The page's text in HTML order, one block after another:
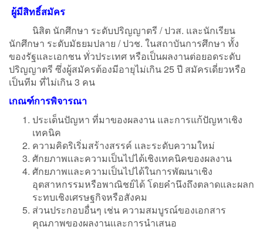
ผู้มีสิทธิ์สมัคร
นิสิต นักศึกษา ระดับปริญญาตรี / ปวส. และนักเรียน
นักศึกษา ระดับมัธยมปลาย / ปวช. ในสถาบันการศึกษา ทั้ง
ของรัฐและเอกชน ทั่วประเทศ หรือเป็นผลงานต่อยอดระดับ
ปริญญาตรี ซึ่งผู้สมัครต้องมีอายุไม่เกิน 25 ปี สมัครเดี่ยวหรือ
เป็นทีม ที่ไม่เกิน 3 คน
เกณฑ์การพิจารณา
ประเด็นปัญหา ที่มาของผลงาน และการแก้ปัญหาเชิง
เทคนิค
ความคิดริเริ่มสร้างสรรค์ เเละระดับความใหม่
ศักยภาพเเละความเป็นไปได้เชิงเทคนิคของผลงาน
ศักยภาพและความเป็นไปได้ในการพัฒนาเชิง
อุตสาหกรรมหรือพาณิชย์ได้ โดยคำนึงถึงตลาดและผลก
ระทบเชิงเศรษฐกิจหรือสังคม
ส่วนประกอบอื่นๆ เช่น ความสมบูรณ์ของเอกสาร
คุณภาพของผลงานเเละการนำเสนอ